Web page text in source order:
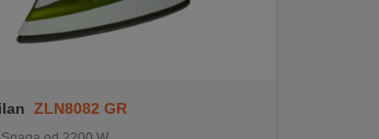
ZLN8082 GR